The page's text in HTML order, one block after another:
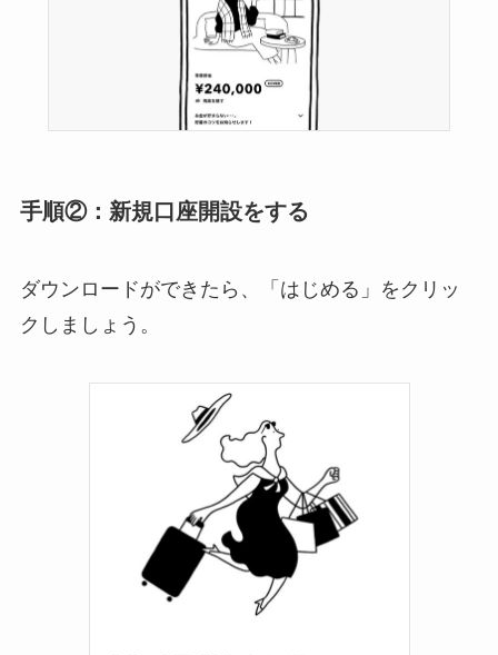
手順②：新規口座開設をする
ダウンロードができたら、「はじめる」をクリッ
クしましょう。